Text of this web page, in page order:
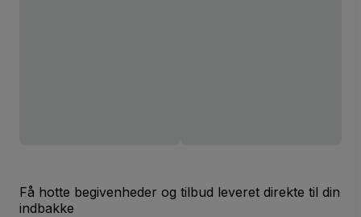
Få hotte begivenheder og tilbud leveret direkte til din
indbakke